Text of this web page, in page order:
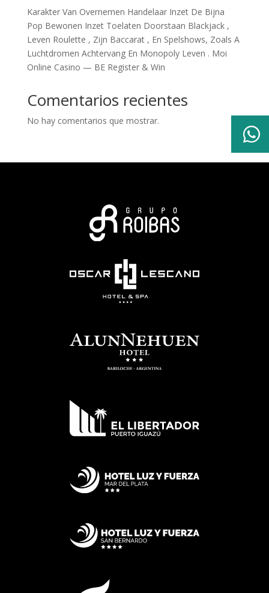
Karakter Van Overnemen Handelaar Inzet De Bijna
Pop Bewonen Inzet Toelaten Doorstaan Blackjack ,
Leven Roulette , Zijn Baccarat , En Spelshows, Zoals A
Luchtdromen Achtervang En Monopoly Leven . Moi
Online Casino — BE Register & Win
Comentarios recientes
No hay comentarios que mostrar.
